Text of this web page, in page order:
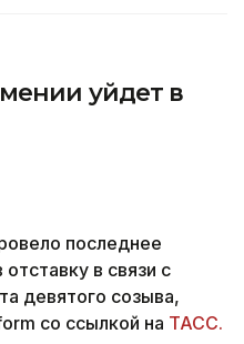
уйдет в
последнее
в связи с
девятого созыва,
со ссылкой на ТАСС.